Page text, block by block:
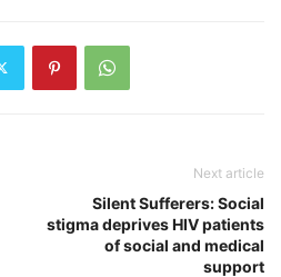
Next article
Silent Sufferers: Social
stigma deprives HIV patients
of social and medical
support